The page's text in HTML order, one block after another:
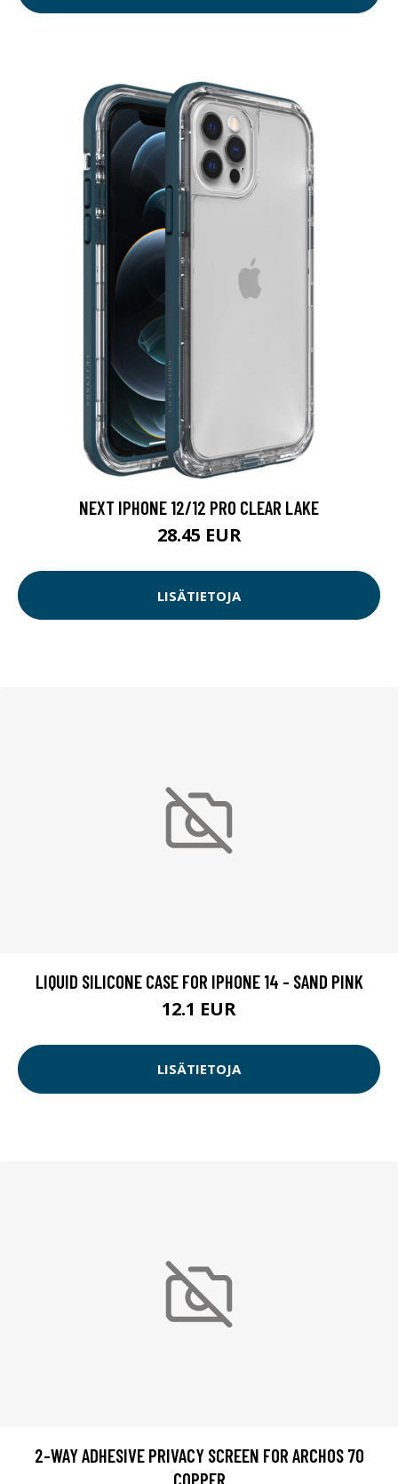
NEXT IPHONE 12/12 PRO CLEAR LAKE
28.45 EUR
LISÄTIETOJA
LIQUID SILICONE CASE FOR IPHONE 14 - SAND PINK
12.1 EUR
LISÄTIETOJA
2-WAY ADHESIVE PRIVACY SCREEN FOR ARCHOS 70
COPPER